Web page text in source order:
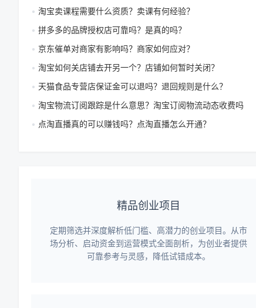
淘宝卖课程需要什么资质？卖课有何经验？
拼多多的品牌授权店可靠吗？是真的吗？
京东催单对商家有影响吗？商家如何应对？
淘宝如何关店铺去开另一个？店铺如何暂时关闭？
天猫食品专营店保证金可以退吗？退回规则是什么？
淘宝物流订阅跟踪是什么意思？淘宝订阅物流动态收费吗
点淘直播真的可以赚钱吗？点淘直播怎么开通？
精品创业项目
定期筛选并深度解析低门槛、高潜力的创业项目。从市
场分析、启动资金到运营模式全面剖析，为创业者提供
可靠参考与灵感，降低试错成本。